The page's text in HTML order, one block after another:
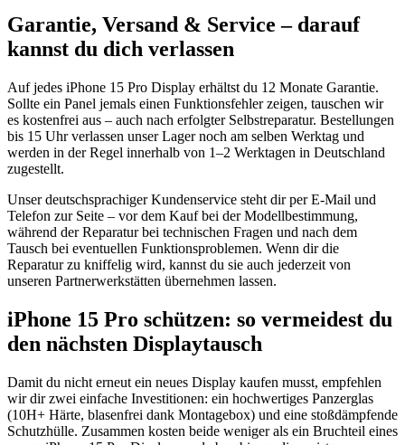
Garantie, Versand & Service – darauf
kannst du dich verlassen
Auf jedes iPhone 15 Pro Display erhältst du 12 Monate Garantie.
Sollte ein Panel jemals einen Funktionsfehler zeigen, tauschen wir
es kostenfrei aus – auch nach erfolgter Selbstreparatur. Bestellungen
bis 15 Uhr verlassen unser Lager noch am selben Werktag und
werden in der Regel innerhalb von 1–2 Werktagen in Deutschland
zugestellt.
Unser deutschsprachiger Kundenservice steht dir per E-Mail und
Telefon zur Seite – vor dem Kauf bei der Modellbestimmung,
während der Reparatur bei technischen Fragen und nach dem
Tausch bei eventuellen Funktionsproblemen. Wenn dir die
Reparatur zu kniffelig wird, kannst du sie auch jederzeit von
unseren Partnerwerkstätten übernehmen lassen.
iPhone 15 Pro schützen: so vermeidest du
den nächsten Displaytausch
Damit du nicht erneut ein neues Display kaufen musst, empfehlen
wir dir zwei einfache Investitionen: ein hochwertiges Panzerglas
(10H+ Härte, blasenfrei dank Montagebox) und eine stoßdämpfende
Schutzhülle. Zusammen kosten beide weniger als ein Bruchteil eines